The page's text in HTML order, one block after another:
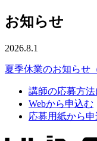
お知らせ
2026.8.1
夏季休業のお知らせ
講師の応募方法
Webから申込む
応募用紙から申